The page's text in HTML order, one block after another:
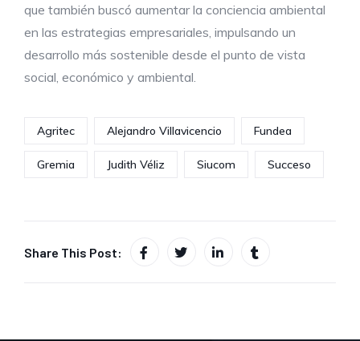
que también buscó aumentar la conciencia ambiental
en las estrategias empresariales, impulsando un
desarrollo más sostenible desde el punto de vista
social, económico y ambiental.
Agritec Alejandro Villavicencio Fundea
Gremia Judith Véliz Siucom Succeso
Share This Post: